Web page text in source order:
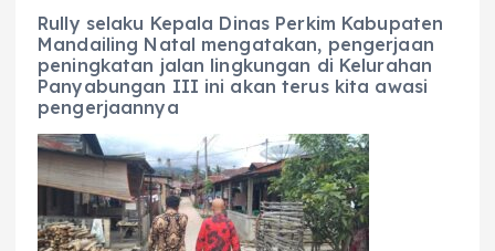
Rully selaku Kepala Dinas Perkim Kabupaten
Mandailing Natal mengatakan, pengerjaan
peningkatan jalan lingkungan di Kelurahan
Panyabungan III ini akan terus kita awasi
pengerjaannya